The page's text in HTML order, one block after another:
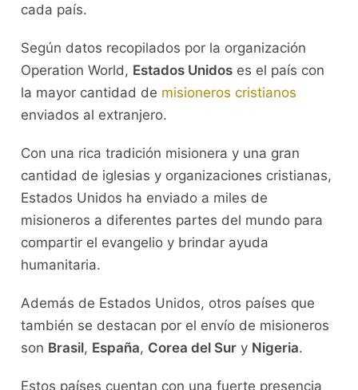
cada país.
Según datos recopilados por la organización
Operation World, Estados Unidoses el país con
la mayor cantidad de misioneros cristianos
enviados al extranjero.
Con una rica tradición misionera y una gran
cantidad de iglesias y organizaciones cristianas,
Estados Unidos ha enviado a miles de
misioneros a diferentes partes del mundo para
compartir el evangelio y brindar ayuda
humanitaria.
Además de Estados Unidos, otros países que
también se destacan por el envío de misioneros
son Brasil, España, Corea del Sury Nigeria.
Estos países cuentan con una fuerte presencia